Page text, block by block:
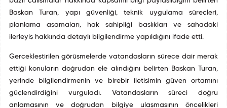
Başkan Turan, yapı güvenliği, teknik uygulama süreçleri,
planlama aşamaları, hak sahipliği başlıkları ve sahadaki
ilerleyiş hakkında detaylı bilgilendirme yapıldığını ifade etti.
Gerçekleştirilen görüşmelerde vatandaşların sürece dair merak
ettiği konuların doğrudan ele alındığını belirten Başkan Turan,
yerinde bilgilendirmenin ve birebir iletişimin güven ortamını
güçlendirdiğini vurguladı. Vatandaşların süreci doğru
anlamasının ve doğrudan bilgiye ulaşmasının öncelikleri